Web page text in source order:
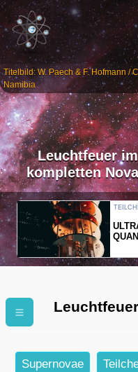
Titelbild: W. Paech & F. Hofmann /
Namibia
Leuchtfeuer
kompletten
Supernovae